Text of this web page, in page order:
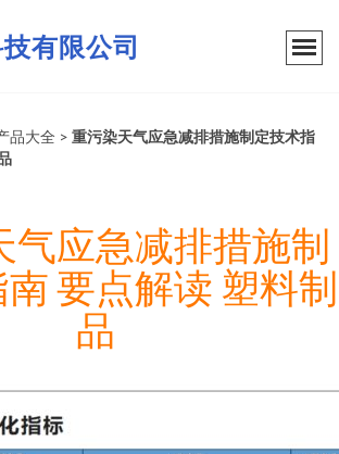
有限公司
品大全 > 重污染天气应急减排措施制定技术指
气应急减排措施制
要点解读 塑料制
品